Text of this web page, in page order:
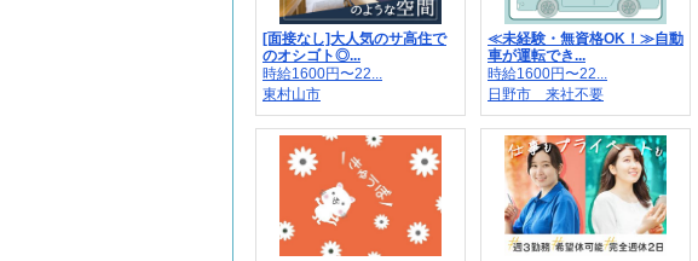
[面接なし]大人気のサ高住で
のオシゴト◎...
時給1600円〜22...
東村山市
≪未経験・無資格OK！≫自動
車が運転でき...
時給1600円〜22...
日野市 来社不要